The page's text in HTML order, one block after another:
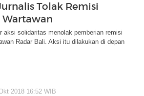
Tolak Remisi
aksi solidaritas menolak pemberian remisi
Radar Bali. Aksi itu dilakukan di depan
2018 16:52 WIB